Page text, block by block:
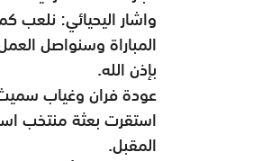
واشار اليحيائي:
المباراة وسنواصل
بإذن الله.
عودة فران وغياب
استقرت بعثة منتخب
المقبل.